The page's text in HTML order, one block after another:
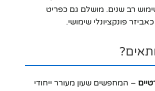
רב שנים. מושלם גם כפריט
פונקציונלי שימושי.
– המחפשים שעון מעורר ייחודי